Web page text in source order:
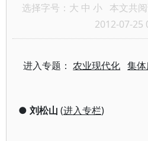
选择字号： 大 中 小 本文共
2012-07-25
进入专题：农业现代化 集
● 刘松山 (进入专栏)